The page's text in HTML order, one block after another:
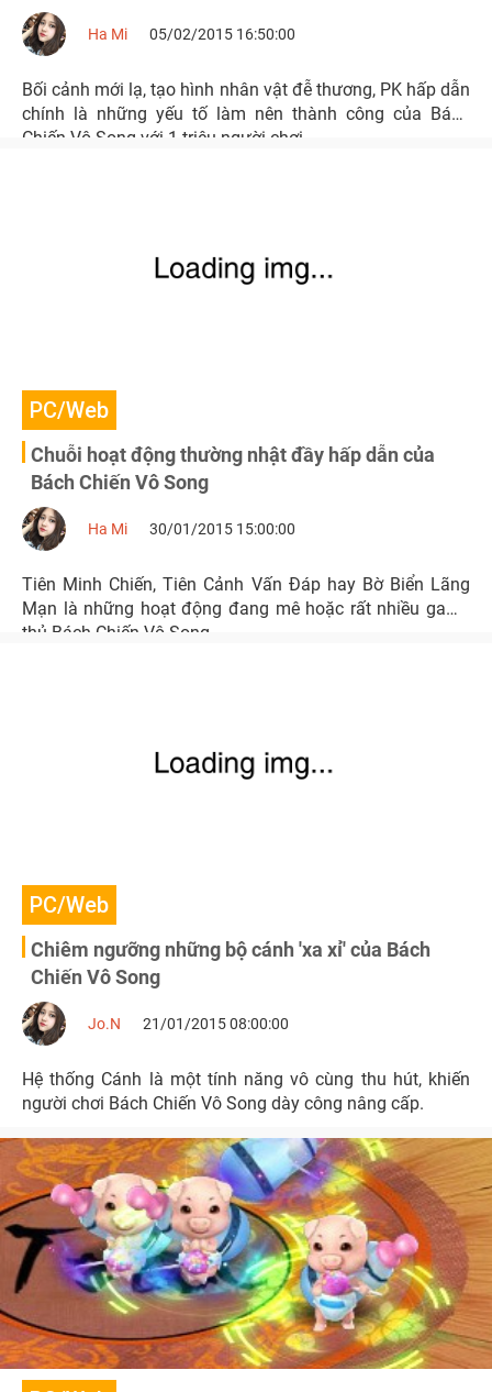
Ha Mi 05/02/2015 16:50:00
Bối cảnh mới lạ, tạo hình nhân vật đễ thương, PK hấp dẫn
chính là những yếu tố làm nên thành công của Bách
Chiến Vô Song với 1 triệu người chơi.
PC/Web
Chuỗi hoạt động thường nhật đầy hấp dẫn của
Bách Chiến Vô Song
Ha Mi 30/01/2015 15:00:00
Tiên Minh Chiến, Tiên Cảnh Vấn Đáp hay Bờ Biển Lãng
Mạn là những hoạt động đang mê hoặc rất nhiều game
thủ Bách Chiến Vô Song.
PC/Web
Chiêm ngưỡng những bộ cánh 'xa xỉ' của Bách
Chiến Vô Song
Jo.N 21/01/2015 08:00:00
Hệ thống Cánh là một tính năng vô cùng thu hút, khiến
người chơi Bách Chiến Vô Song dày công nâng cấp.